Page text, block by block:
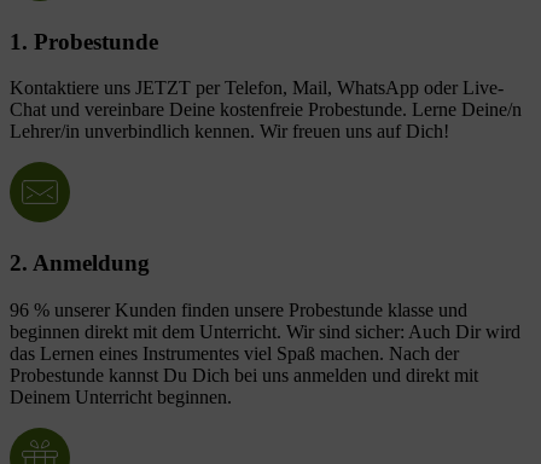
1. Probestunde
Kontaktiere uns JETZT per Telefon, Mail, WhatsApp oder Live-
Chat und vereinbare Deine kostenfreie Probestunde. Lerne Deine/n
Lehrer/in unverbindlich kennen. Wir freuen uns auf Dich!
2. Anmeldung
96 % unserer Kunden finden unsere Probestunde klasse und
beginnen direkt mit dem Unterricht. Wir sind sicher: Auch Dir wird
das Lernen eines Instrumentes viel Spaß machen. Nach der
Probestunde kannst Du Dich bei uns anmelden und direkt mit
Deinem Unterricht beginnen.